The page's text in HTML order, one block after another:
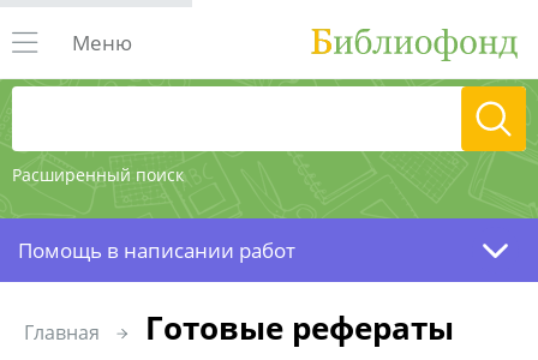
Расширенный поиск
Меню
Помощь в написании работ
Главная Готовые рефераты